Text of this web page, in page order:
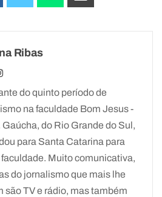
Ribas
do quinto período de
na faculdade Bom Jesus -
Gaúcha, do Rio Grande do Sul,
para Santa Catarina para
Muito comunicativa,
do jornalismo que mais lhe
são TV e rádio, mas também